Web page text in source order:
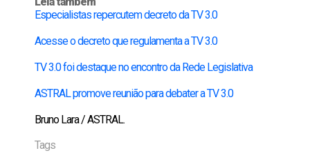
Especialistas repercutem decreto da TV 3.0
Acesse o decreto que regulamenta a TV 3.0
TV 3.0 foi destaque no encontro da Rede Legislativa
ASTRAL promove reunião para debater a TV 3.0
Bruno Lara / ASTRAL.
Tags